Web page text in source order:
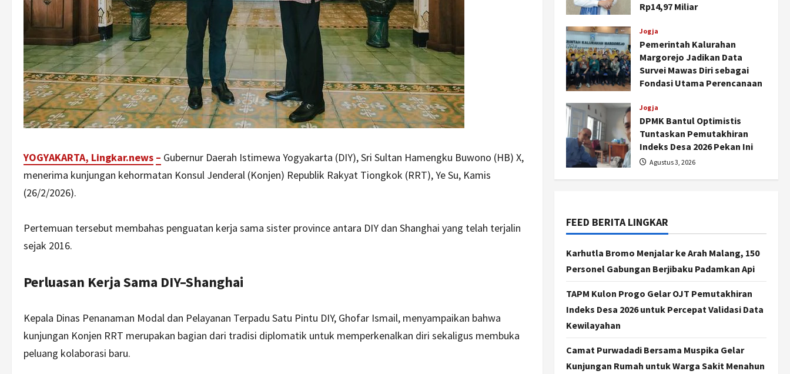
YOGYAKARTA, Lingkar.news – Gubernur Daerah Istimewa Yogyakarta (DIY), Sri Sultan Hamengku Buwono (HB) X,
menerima kunjungan kehormatan Konsul Jenderal (Konjen) Republik Rakyat Tiongkok (RRT), Ye Su, Kamis
(26/2/2026).
Pertemuan tersebut membahas penguatan kerja sama sister province antara DIY dan Shanghai yang telah terjalin
sejak 2016.
Perluasan Kerja Sama DIY–Shanghai
Kepala Dinas Penanaman Modal dan Pelayanan Terpadu Satu Pintu DIY, Ghofar Ismail, menyampaikan bahwa
kunjungan Konjen RRT merupakan bagian dari tradisi diplomatik untuk memperkenalkan diri sekaligus membuka
peluang kolaborasi baru.
Rp14,97 Miliar
Jogja
Pemerintah Kalurahan
Margorejo Jadikan Data
Survei Mawas Diri sebagai
Fondasi Utama Perencanaan
Agustus 3, 2026
Jogja
DPMK Bantul Optimistis
Tuntaskan Pemutakhiran
Indeks Desa 2026 Pekan Ini
Agustus 3, 2026
FEED BERITA LINGKAR
Karhutla Bromo Menjalar ke Arah Malang, 150
Personel Gabungan Berjibaku Padamkan Api
TAPM Kulon Progo Gelar OJT Pemutakhiran
Indeks Desa 2026 untuk Percepat Validasi Data
Kewilayahan
Camat Purwadadi Bersama Muspika Gelar
Kunjungan Rumah untuk Warga Sakit Menahun
2
DAU
3
Jogja
Transformasi Penanganan
Stunting di Sleman:
Mengubah Kondisi Gizi Buruk
Menjadi Generasi Emas 2045
TAPM Gunungkidul Supervisi
Pendamping Desa
Karangmojo untuk